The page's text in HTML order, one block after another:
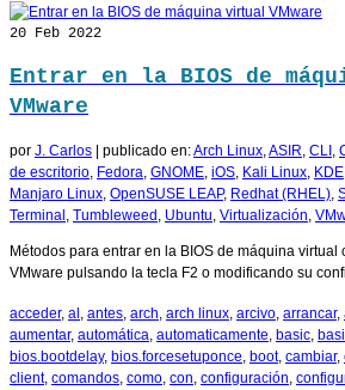
20 Feb 2022
Entrar en la BIOS de
VMware
por J. Carlos publicado en:Arch Linux,ASIR, CLI ,
de escritorio, Fedora, GNOME, iOS, Kali Linux, KDE
Manjaro Linux, OpenSUSE LEAP, Redhat (RHEL),
Terminal , Tumbleweed , Ubuntu, Virtualización,
Métodos para entrar en la BIOS de máquina
VMware pulsando la tecla F2 o modificando su
acceder, al , antes, arch, arch linux, arcivo, arrancar,
aumentar, automática, automaticamente, basic,
bios.bootdelay, bios.forcesetuponce, boot, cambiar,
client, comandos, como, con, configuración,